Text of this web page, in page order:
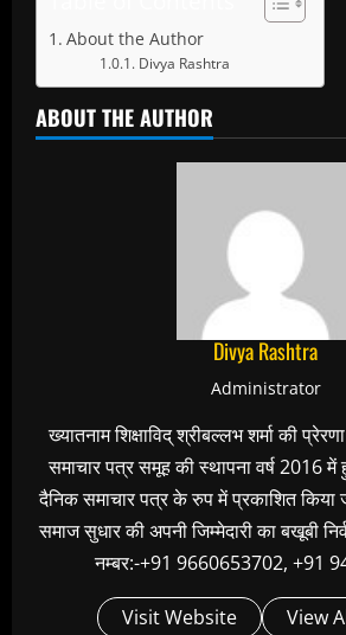
About the Author
Divya Rashtra
ABOUT THE AUTHOR
Divya Rashtra
Administrator
ख्यातनाम शिक्षाविद् श्रीबल्लभ शर्मा की
समाचार पत्र समूह की स्थापना वर्ष 2016
दैनिक समाचार पत्र के रुप में प्रकाशित किया
समाज सुधार की अपनी जिम्मेदारी का बखूबी
नम्बर:-+91 9660653702, +91
Visit Website View